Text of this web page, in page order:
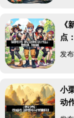
《
点
发
小
动